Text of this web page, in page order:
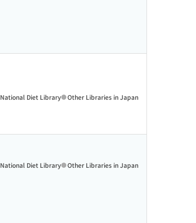
National Diet Library Other Libraries in Japan
National Diet Library Other Libraries in Japan